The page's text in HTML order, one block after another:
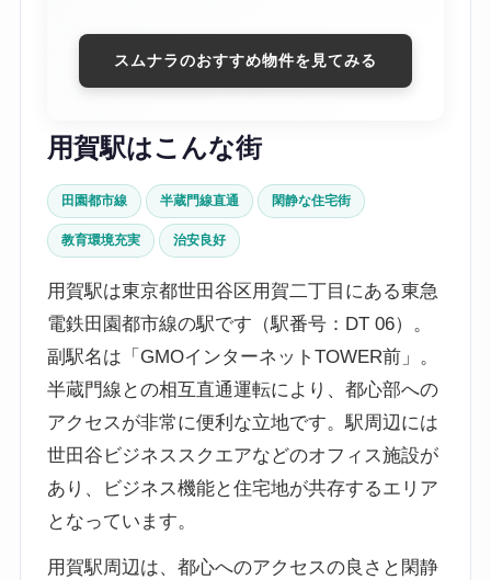
スムナラのおすすめ物件を見てみる
用賀駅はこんな街
田園都市線 半蔵門線直通 閑静な住宅街
教育環境充実 治安良好
用賀駅は東京都世田谷区用賀二丁目にある東急
電鉄田園都市線の駅です（駅番号：DT 06）。
副駅名は「GMOインターネットTOWER前」。
半蔵門線との相互直通運転により、都心部への
アクセスが非常に便利な立地です。駅周辺には
世田谷ビジネススクエアなどのオフィス施設が
あり、ビジネス機能と住宅地が共存するエリア
となっています。
用賀駅周辺は、都心へのアクセスの良さと閑静